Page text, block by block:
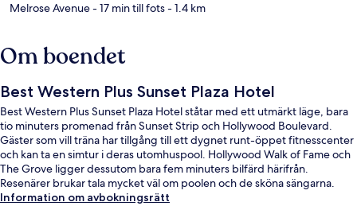
Melrose Avenue- 17 min till fots- 1.4 km
Om boendet
Best Western Plus Sunset Plaza Hotel
Best Western Plus Sunset Plaza Hotel ståtar med ett utmärkt läge, bara
tio minuters promenad från Sunset Strip och Hollywood Boulevard.
Gäster som vill träna har tillgång till ett dygnet runt-öppet fitnesscenter
och kan ta en simtur i deras utomhuspool. Hollywood Walk of Fame och
The Grove ligger dessutom bara fem minuters bilfärd härifrån.
Resenärer brukar tala mycket väl om poolen och de sköna sängarna.
Information om avbokningsrätt